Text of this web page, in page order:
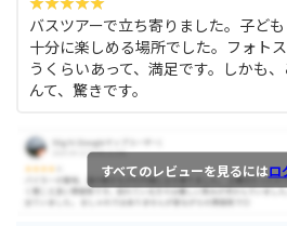
バスツアーで立ち寄りました。子ど
十分に楽しめる場所でした。フォト
うくらいあって、満足です。しかも
んて、驚きです。
すべてのレビューを見るにはロ